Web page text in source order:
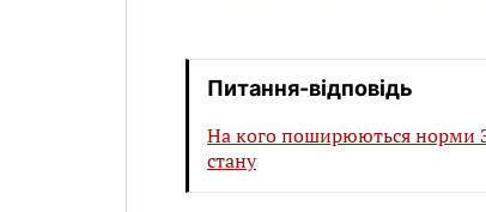
Питання-відповідь
На кого поширюються норми
стану